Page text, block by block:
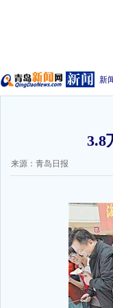
新
3.8
来源：青岛日报